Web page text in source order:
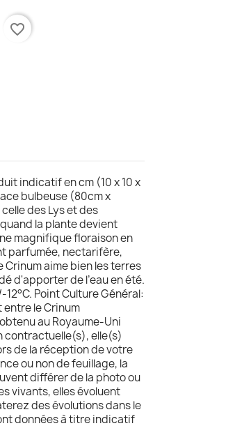
favorite_border
indicatif en cm (10 x 10 x
bulbeuse (80cm x
des Lys et des
la plante devient
magnifique floraison en
parfumée, nectarifère,
aime bien les terres
d'apporter de l’eau en été.
Point Culture Général:
entre le Crinum
au Royaume-Uni
contractuelle(s), elle(s)
de la réception de votre
ou non de feuillage, la
différer de la photo ou
vivants, elles évoluent
des évolutions dans le
données à titre indicatif